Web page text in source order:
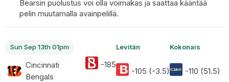
Bearsin puolustus voi olla voimakas ja saattaa kääntää
pelin muutamalla avainpelillä.
Sun Sep 13th 01pm
Cincinnati
Bengals
-185
Levitän
-105 (-3.5)
Kokonais
-110 (51.5)